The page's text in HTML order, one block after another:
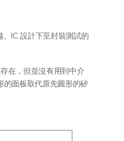
IC 設計下至封裝測試的
在，但並沒有用到中介
面板取代原先圓形的矽